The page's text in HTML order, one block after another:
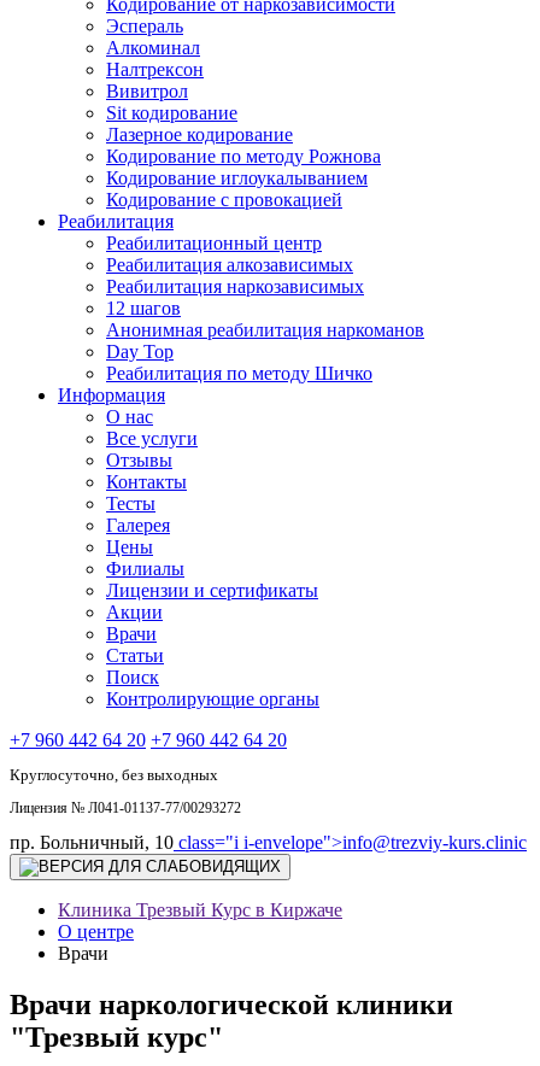
Кодирование от наркозависимости
Эспераль
Алкоминал
Налтрексон
Вивитрол
Sit кодирование
Лазерное кодирование
Кодирование по методу Рожнова
Кодирование иглоукалыванием
Кодирование с провокацией
Реабилитация
Реабилитационный центр
Реабилитация алкозависимых
Реабилитация наркозависимых
12 шагов
Анонимная реабилитация наркоманов
Day Top
Реабилитация по методу Шичко
Информация
О нас
Все услуги
Отзывы
Контакты
Тесты
Галерея
Цены
Филиалы
Лицензии и сертификаты
Акции
Врачи
Статьи
Поиск
Контролирующие органы
+7 960 442 64 20 +7 960 442 64 20
Круглосуточно, без выходных
Лицензия № Л041-01137-77/00293272
пр. Больничный, 10 class="i i-envelope">info@trezviy-kurs.clinic
Клиника Трезвый Курс в Киржаче
О центре
Врачи
Врачи наркологической клиники
"Трезвый курс"